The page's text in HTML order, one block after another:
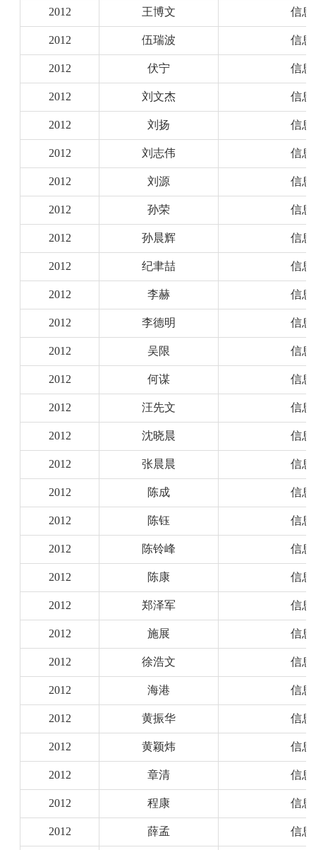
2012 王博文 信息
2012 伍瑞波 信息
2012 伏宁 信息
2012 刘文杰 信息
2012 刘扬 信息
2012 刘志伟 信息
2012 刘源 信息
2012 孙荣 信息
2012 孙晨辉 信息
2012 纪聿喆 信息
2012 李赫 信息
2012 李德明 信息
2012 吴限 信息
2012 何谋 信息
2012 汪先文 信息
2012 沈晓晨 信息
2012 张晨晨 信息
2012 陈成 信息
2012 陈钰 信息
2012 陈铃峰 信息
2012 陈康 信息
2012 郑泽军 信息
2012 施展 信息
2012 徐浩文 信息
2012 海港 信息
2012 黄振华 信息
2012 黄颖炜 信息
2012 章清 信息
2012 程康 信息
2012 薛孟 信息